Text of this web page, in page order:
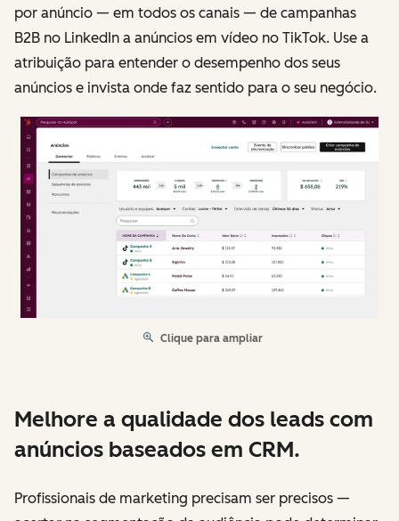
por anúncio — em todos os canais — de campanhas
B2B no LinkedIn a anúncios em vídeo no TikTok. Use a
atribuição para entender o desempenho dos seus
anúncios e invista onde faz sentido para o seu negócio.
Clique para ampliar
Melhore a qualidade dos leads com
anúncios baseados em CRM.
Profissionais de marketing precisam ser precisos —